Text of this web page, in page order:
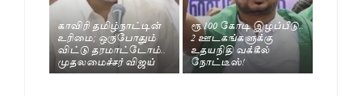
காவிரி தமிழ்நாட்டின்
உரிமை; ஒருபோதும்
விட்டு தரமாட்டோம்..
முதலமைச்சர் விஜய்
ரூ.100 கோடி இழப்பீடு..
2 ஊடகங்களுக்கு
உதயநிதி வக்கீல்
நோட்டீஸ்!